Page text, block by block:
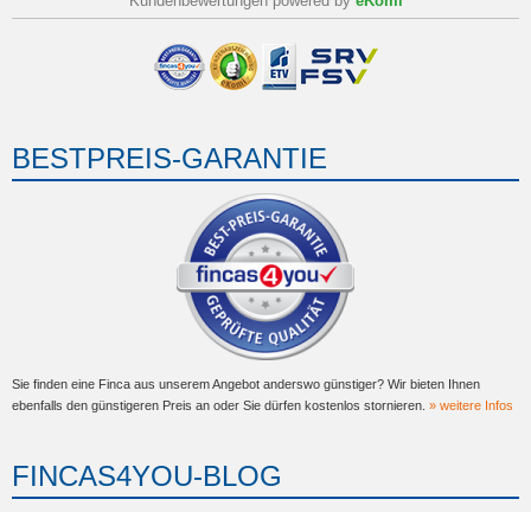
BESTPREIS-GARANTIE
Sie finden eine Finca aus unserem Angebot anderswo günstiger? Wir bieten Ihnen
ebenfalls den günstigeren Preis an oder Sie dürfen kostenlos stornieren. » weitere Infos
FINCAS4YOU-BLOG